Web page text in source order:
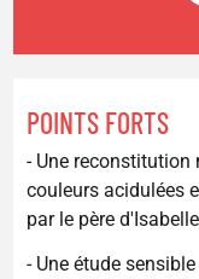
POINTS FORTS
- Une reconstitution
couleurs acidulées
par le père
- Une étude